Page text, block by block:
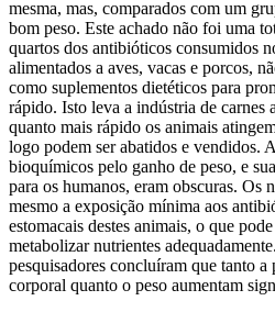
mesma, mas, comparados com um
bom peso. Este achado não foi uma
quartos dos antibióticos consumidos
alimentados a aves, vacas e porcos,
como suplementos dietéticos para
rápido. Isto leva a indústria de carnes
quanto mais rápido os animais
logo podem ser abatidos e vendidos.
bioquímicos pelo ganho de peso, e
para os humanos, eram obscuras. Os
mesmo a exposição mínima aos
estomacais destes animais, o que
metabolizar nutrientes
pesquisadores concluíram que tanto a
corporal quanto o peso aumentam